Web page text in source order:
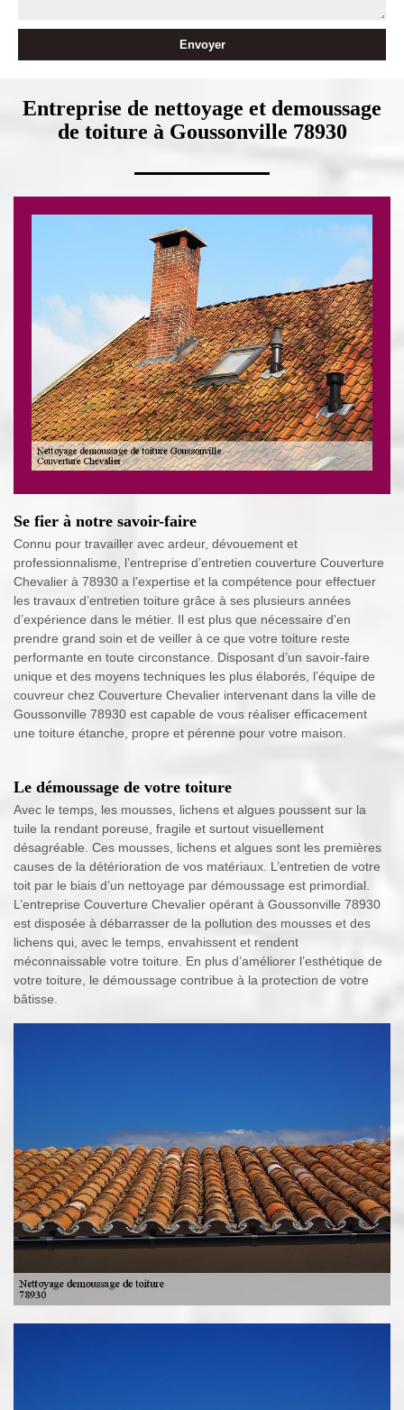
Entreprise de nettoyage et demoussage
de toiture à Goussonville 78930
Se fier à notre savoir-faire
Connu pour travailler avec ardeur, dévouement et
professionnalisme, l’entreprise d’entretien couverture Couverture
Chevalier à 78930 a l’expertise et la compétence pour effectuer
les travaux d’entretien toiture grâce à ses plusieurs années
d’expérience dans le métier. Il est plus que nécessaire d'en
prendre grand soin et de veiller à ce que votre toiture reste
performante en toute circonstance. Disposant d’un savoir-faire
unique et des moyens techniques les plus élaborés, l’équipe de
couvreur chez Couverture Chevalier intervenant dans la ville de
Goussonville 78930 est capable de vous réaliser efficacement
une toiture étanche, propre et pérenne pour votre maison.
Le démoussage de votre toiture
Avec le temps, les mousses, lichens et algues poussent sur la
tuile la rendant poreuse, fragile et surtout visuellement
désagréable. Ces mousses, lichens et algues sont les premières
causes de la détérioration de vos matériaux. L’entretien de votre
toit par le biais d’un nettoyage par démoussage est primordial.
L’entreprise Couverture Chevalier opérant à Goussonville 78930
est disposée à débarrasser de la pollution des mousses et des
lichens qui, avec le temps, envahissent et rendent
méconnaissable votre toiture. En plus d’améliorer l’esthétique de
votre toiture, le démoussage contribue à la protection de votre
bâtisse.